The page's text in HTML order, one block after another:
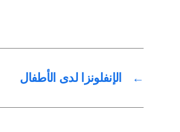
← الإنفلونزا لدى الأطفال